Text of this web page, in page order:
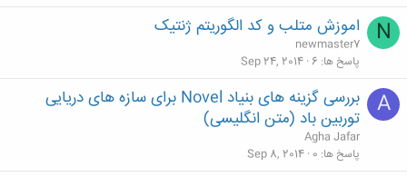
N اموزش متلب و کد الگوریتم ژنتیک
newmaster7
پاسخ ها 6
Sep 24, 2014
A
بررسی گزینه های بنیاد Novel برای سازه های دریایی
توربین باد (متن انگلیسی)
Agha Jafar
پاسخ ها 0
Sep 8, 2014